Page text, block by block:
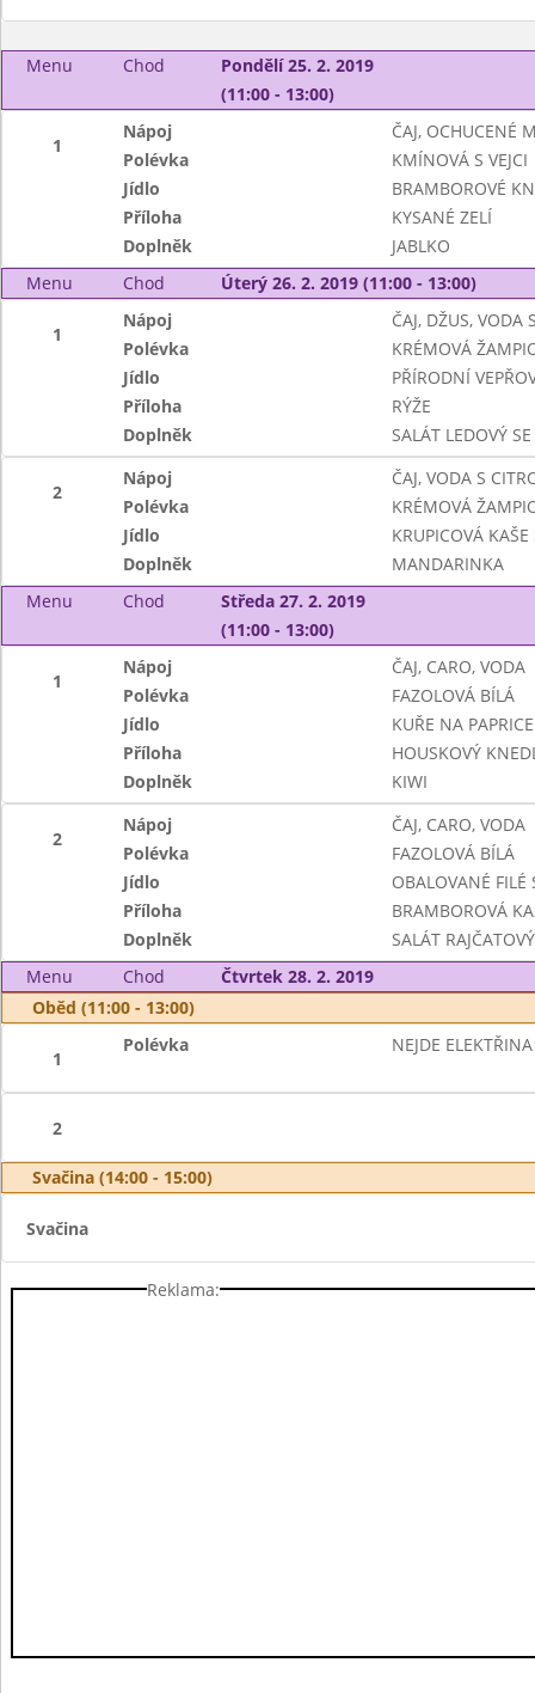
Menu Chod
Pondělí 25. 2. 2019
(11:00 - 13:00)
1
Nápoj
ČAJ, OCHUCENÉ
Polévka
KMÍNOVÁ S VEJCI
Jídlo
BRAMBOROVÉ
Příloha
KYSANÉ ZELÍ
Doplněk
JABLKO
Menu
Chod Úterý 26. 2. 2019 (11:00 - 13:00)
1
Nápoj
ČAJ, DŽUS, VODA
Polévka
KRÉMOVÁ
Jídlo
PŘÍRODNÍ
Příloha
RÝŽE
Doplněk
SALÁT LEDOVÝ
2
Nápoj
ČAJ, VODA S
Polévka
KRÉMOVÁ
Jídlo
KRUPICOVÁ
Doplněk
MANDARINKA
Menu
Chod
Středa 27. 2. 2019
(11:00 - 13:00)
1
Nápoj
ČAJ, CARO, VODA
Polévka
FAZOLOVÁ BÍLÁ
Jídlo
KUŘE NA PAPRICE
Příloha
HOUSKOVÝ
Doplněk
KIWI
2
Nápoj
ČAJ, CARO, VODA
Polévka
FAZOLOVÁ BÍLÁ
Jídlo
OBALOVANÉ FILÉ
Příloha
BRAMBOROVÁ
Doplněk
SALÁT
Menu
Chod
Čtvrtek 28. 2. 2019
Oběd (11:00 - 13:00)
1
Polévka NEJDE
2
Svačina (14:00 - 15:00)
Svačina
Reklama: